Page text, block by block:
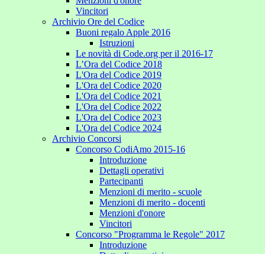
Vincitori
Archivio Ore del Codice
Buoni regalo Apple 2016
Istruzioni
Le novità di Code.org per il 2016-17
L’Ora del Codice 2018
L'Ora del Codice 2019
L'Ora del Codice 2020
L'Ora del Codice 2021
L'Ora del Codice 2022
L'Ora del Codice 2023
L'Ora del Codice 2024
Archivio Concorsi
Concorso CodiAmo 2015-16
Introduzione
Dettagli operativi
Partecipanti
Menzioni di merito - scuole
Menzioni di merito - docenti
Menzioni d'onore
Vincitori
Concorso "Programma le Regole" 2017
Introduzione